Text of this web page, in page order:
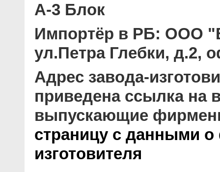
А-3 Блок
Импортёр в РБ: ООО
ул.Петра Глебки, д.2,
Адрес завода-
приведена ссылка на
выпускающие
страницу с данными
изготовителя